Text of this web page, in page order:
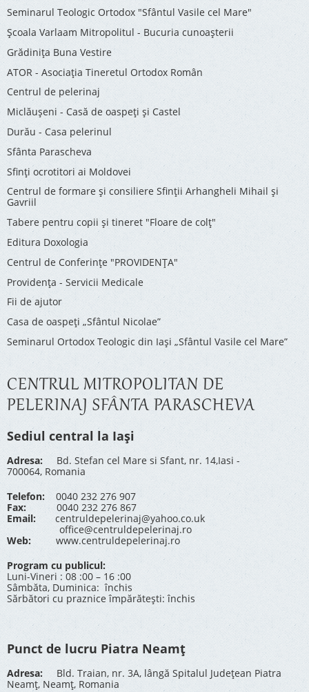
Seminarul Teologic Ortodox "Sfântul Vasile cel Mare"
Şcoala Varlaam Mitropolitul - Bucuria cunoaşterii
Grădinița Buna Vestire
ATOR - Asociaţia Tineretul Ortodox Român
Centrul de pelerinaj
Miclăușeni - Casă de oaspeţi şi Castel
Durău - Casa pelerinul
Sfânta Parascheva
Sfinți ocrotitori ai Moldovei
Centrul de formare și consiliere Sfinții Arhangheli Mihail și
Gavriil
Tabere pentru copii şi tineret "Floare de colţ"
Editura Doxologia
Centrul de Conferinţe "PROVIDENŢA"
Providenţa - Servicii Medicale
Fii de ajutor
Casa de oaspeți „Sfântul Nicolae”
Seminarul Ortodox Teologic din Iași „Sfântul Vasile cel Mare”
CENTRUL MITROPOLITAN DE
PELERINAJ SFÂNTA PARASCHEVA
Sediul central la Iași
Adresa: Bd. Stefan cel Mare si Sfant, nr. 14,Iasi -
700064, Romania
Telefon: 0040 232 276 907
Fax: 0040 232 276 867
Email:
centruldepelerinaj@yahoo.co.uk
office@centruldepelerinaj.ro
Web:
www.centruldepelerinaj.ro
Program cu publicul:
Luni-Vineri : 08 :00 – 16 :00
Sâmbăta, Duminica: închis
Sărbători cu praznice împărătești: închis
Punct de lucru Piatra Neamț
Adresa: Bld. Traian, nr. 3A, lângă Spitalul Județean Piatra
Neamț, Neamț, Romania